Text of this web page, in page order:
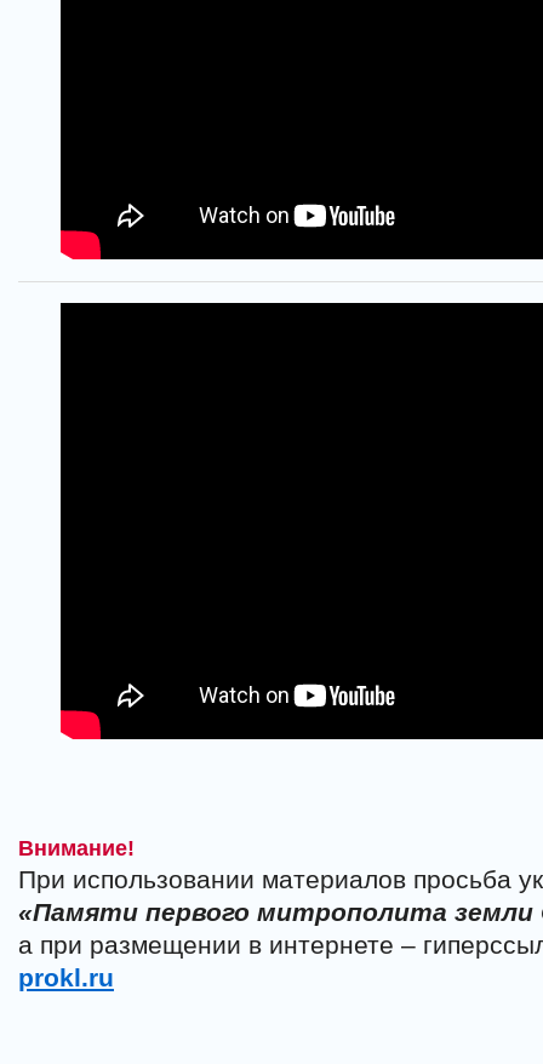
Внимание!
При использовании материалов просьба
«Памяти первого митрополита земли
а при размещении в интернете –
prokl.ru